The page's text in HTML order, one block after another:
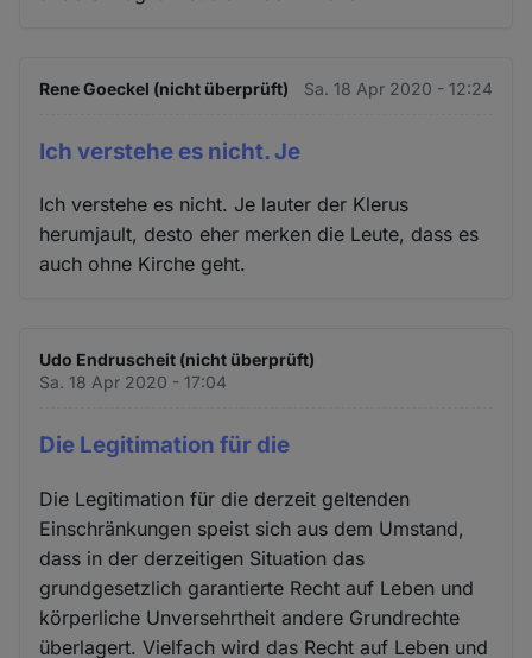
Rene Goeckel (nicht überprüft) Sa. 18 Apr 2020 - 12:24
Ich verstehe es nicht. Je
Ich verstehe es nicht. Je lauter der Klerus
herumjault, desto eher merken die Leute, dass es
auch ohne Kirche geht.
Udo Endruscheit (nicht überprüft)
Sa. 18 Apr 2020 - 17:04
Die Legitimation für die
Die Legitimation für die derzeit geltenden
Einschränkungen speist sich aus dem Umstand,
dass in der derzeitigen Situation das
grundgesetzlich garantierte Recht auf Leben und
körperliche Unversehrtheit andere Grundrechte
überlagert. Vielfach wird das Recht auf Leben und